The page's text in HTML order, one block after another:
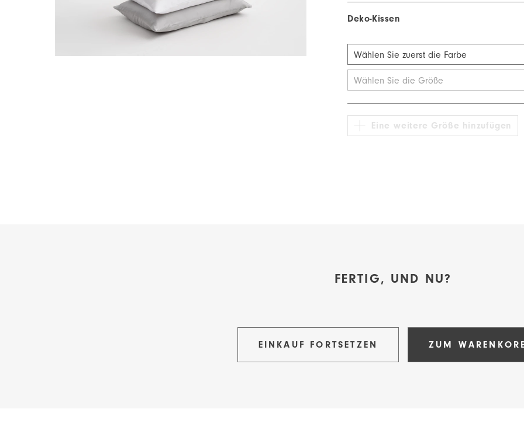
Deko-Kissen
Wählen Sie zuerst die Farbe
Beige
Weiß
Wählen Sie die Größe
Eine weitere Größe hinzufügen
FERTIG, UND NU?
EINKAUF FORTSETZEN ZUM